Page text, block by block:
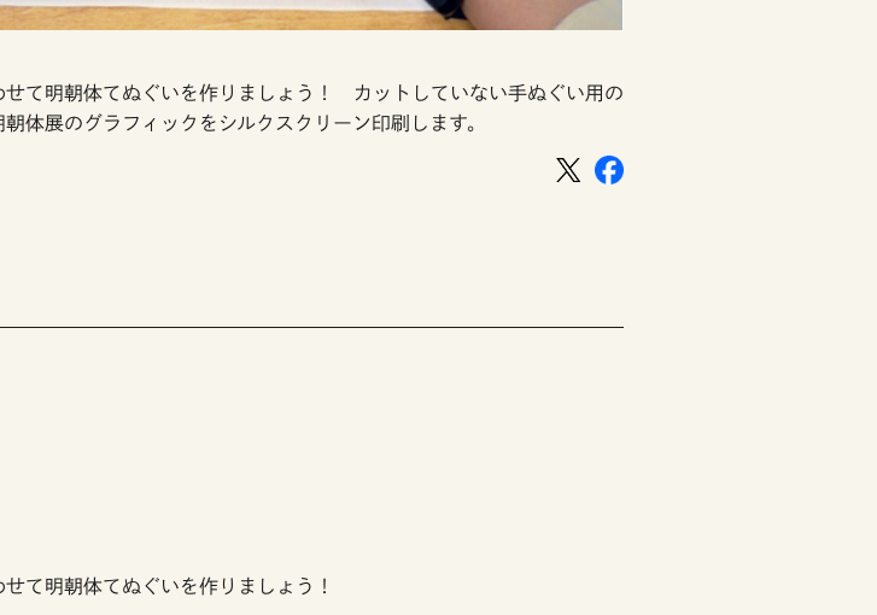
て明朝体てぬぐいを作りましょう！ カットしていない手ぬぐい用の
体展のグラフィックをシルクスクリーン印刷します。
て明朝体てぬぐいを作りましょう！